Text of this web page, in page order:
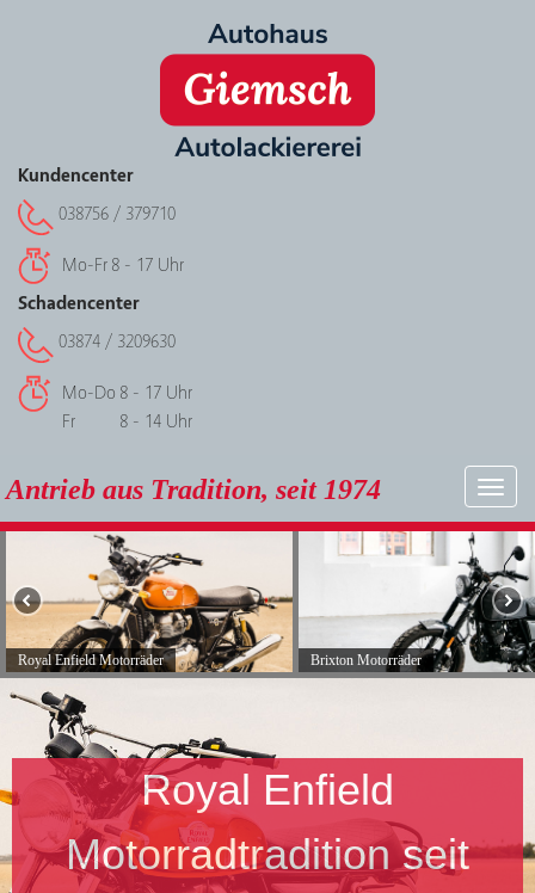
Kundencenter
038756 / 379710
Mo-Fr 8 - 17 Uhr
Schadencenter
03874 / 3209630
Mo-Do 8 - 17 Uhr
Fr
8 - 14 Uhr
Antrieb aus Tradition, seit 1974
Royal Enfield Motorräder Brixton Motorräder
Royal Enfield
Motorradtradition seit